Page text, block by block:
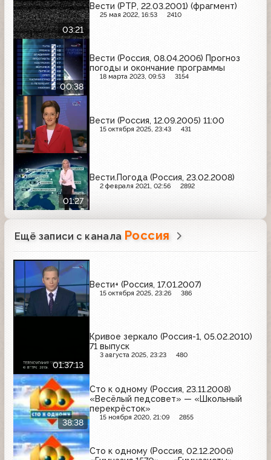
03:21
Вести (РТР, 22.03.2001) (фрагмент)
25 мая 2022, 16:53 2410
00:38
Вести (Россия, 08.04.2006) Прогноз
погоды и окончание программы
18 марта 2023, 09:53 3154
Вести (Россия, 12.09.2005) 11:00
15 октября 2025, 23:43 431
01:27
Вести.Погода (Россия, 23.02.2008)
2 февраля 2021, 02:56 2892
Ещё записи с канала Россия
Вести+ (Россия, 17.01.2007)
15 октября 2025, 23:26 386
01:37:13
Кривое зеркало (Россия-1, 05.02.2010)
71 выпуск
3 августа 2025, 23:23 480
38:38
Сто к одному (Россия, 23.11.2008)
«Весёлый педсовет» — «Школьный
перекрёсток»
15 ноября 2020, 21:09 2855
Сто к одному (Россия, 02.12.2006)